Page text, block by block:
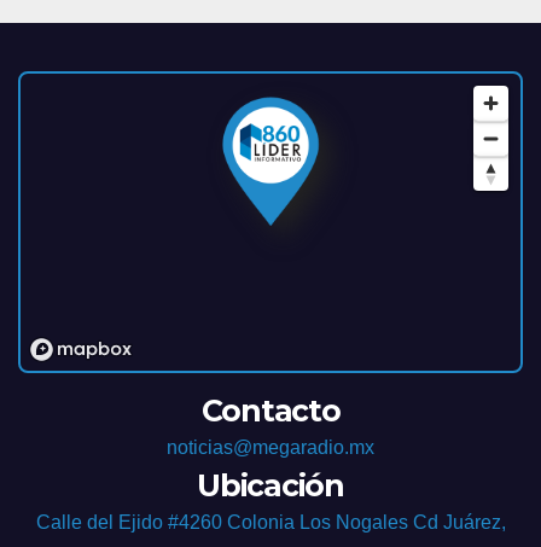
Contacto
noticias@megaradio.mx
Ubicación
Calle del Ejido #4260 Colonia Los Nogales Cd Juárez,